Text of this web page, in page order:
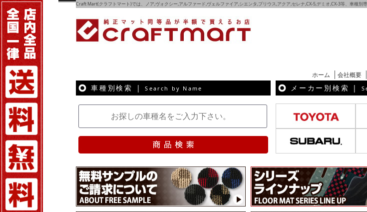
Craft Mart(クラフトマート)では、ノア,ヴォクシー,アルファード,ヴェルファイア,シエンタ,プリウス,アクア,セレナ,CX-5,デミオ,CX-3等、車種別
ホーム 会社概要
車種別検索 |Search by Name メーカー別検索 |